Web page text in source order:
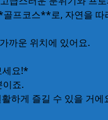
코스**로, 자연을 따
운 위치에 있어요.
요!*
죠.
하게 즐길 수 있을 거에